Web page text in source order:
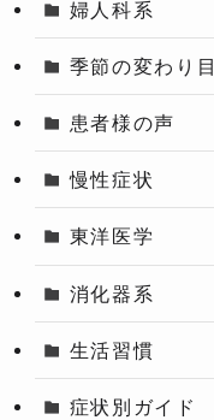
婦人科系
季節の変わり目
患者様の声
慢性症状
東洋医学
消化器系
生活習慣
症状別ガイド